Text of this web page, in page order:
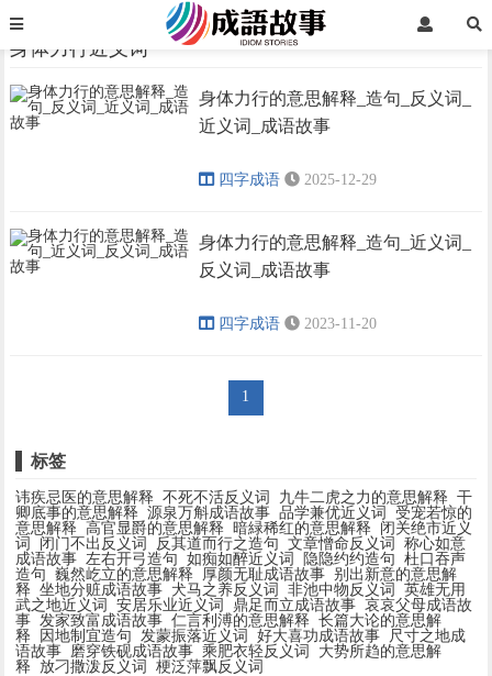
› ›
身体力行近义词
身体力行近义词
身体力行的意思解释_造句_反义词_
近义词_成语故事
四字成语 2025-12-29
身体力行的意思解释_造句_近义词_
反义词_成语故事
四字成语 2023-11-20
1
标签
讳疾忌医的意思解释 不死不活反义词 九牛二虎之力的意思解释
干
卿底事的意思解释
源泉万斛成语故事 品学兼优近义词
受宠若惊的
意思解释
高官显爵的意思解释 暗緑稀红的意思解释
闭关绝市近义
词
闭门不出反义词 反其道而行之造句 文章憎命反义词
称心如意
成语故事 左右开弓造句 如痴如醉近义词 隐隐约约造句
杜口吞声
造句
巍然屹立的意思解释 厚颜无耻成语故事 别出新意的意思解
释
坐地分赃成语故事 犬马之养反义词 非池中物反义词
英雄无用
武之地近义词
安居乐业近义词 鼎足而立成语故事 哀哀父母成语故
事 发家致富成语故事 仁言利溥的意思解释
长篇大论的意思解
释
因地制宜造句 发蒙振落近义词 好大喜功成语故事
尺寸之地成
语故事 磨穿铁砚成语故事 乘肥衣轻反义词
大势所趋的意思解
释
放刁撒泼反义词 梗泛萍飘反义词